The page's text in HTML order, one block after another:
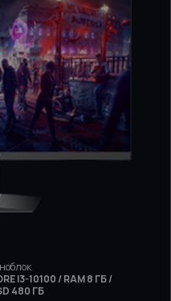
I3-10100 / RAM 8 ГБ /
480 ГБ